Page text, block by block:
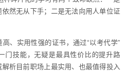
然无从下手；二是无法向用人单位证
、实用性强的证书，通过“以考代学”
门技能，无疑是最具性价比的提升路
析目前职场上最实用、也最值得投入